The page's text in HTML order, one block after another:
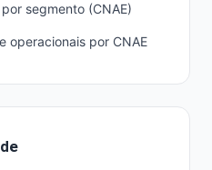
segmento (CNAE)
operacionais por CNAE